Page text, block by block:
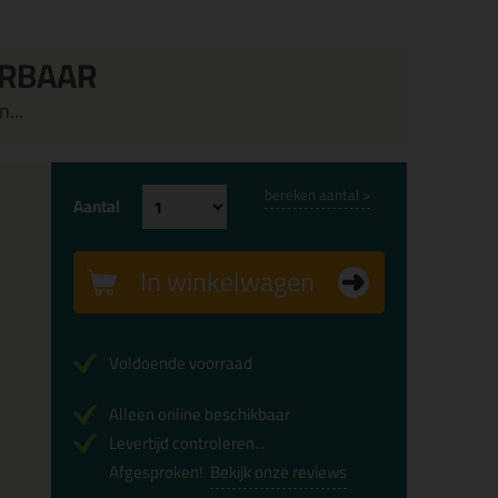
Aantal bereken aantal >
In winkelwagen
Voldoende voorraad
Alleen online beschikbaar
Levertijd controleren...
Afgesproken! Bekijk onze reviews